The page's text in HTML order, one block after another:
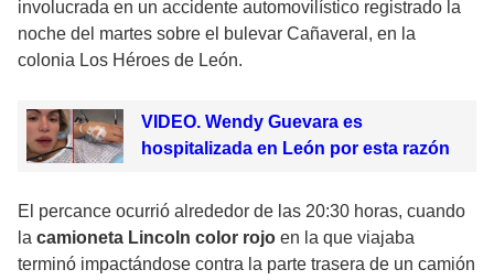
involucrada en un accidente automovilístico registrado la
noche del martes sobre el bulevar Cañaveral, en la
colonia Los Héroes de León.
VIDEO. Wendy Guevara es
hospitalizada en León por esta razón
El percance ocurrió alrededor de las 20:30 horas, cuando
la camioneta Lincoln color rojo en la que viajaba
terminó impactándose contra la parte trasera de un camión